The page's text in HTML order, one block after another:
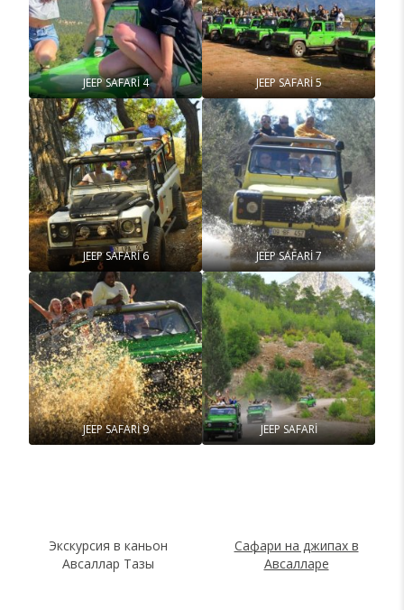
JEEP SAFARİ 4 JEEP SAFARİ 5
JEEP SAFARİ 6 JEEP SAFARİ 7
JEEP SAFARİ 9 JEEP SAFARİ
Экскурсия в каньон
Авсаллар Тазы
Сафари на джипах в
Авсалларе